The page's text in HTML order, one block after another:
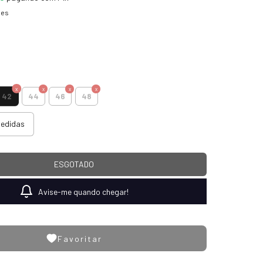
42 44 46 48
Avise-me quando chegar!
Favoritar